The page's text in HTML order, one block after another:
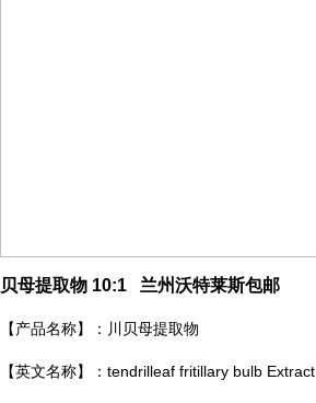
贝母提取物 10:1 兰州沃特莱斯包邮
【产品名称】：川贝母提取物
【英文名称】：tendrilleaf fritillary bulb Extract